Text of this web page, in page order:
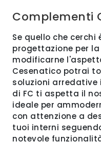
Complementi
Se quello che cerchi
progettazione per
modificarne
Cesenatico potrai
soluzioni arredative
di FC ti aspetta il
ideale per
con attenzione a
tuoi interni
notevole